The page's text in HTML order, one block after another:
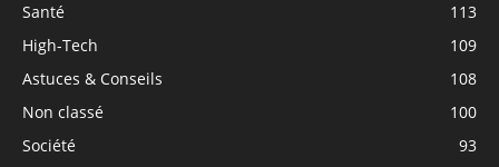
Santé
113
High-Tech
109
Astuces & Conseils
108
Non classé
100
Société
93